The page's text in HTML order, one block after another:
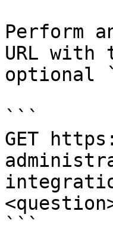
Perform
URL with
optional
```
GET
```